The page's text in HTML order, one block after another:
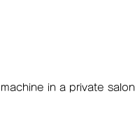
in a private